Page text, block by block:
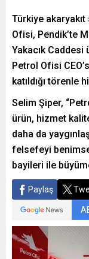
Türkiye
Ofisi, Pendik’te
Yakacık
Petrol Ofisi
katıldığı törenle
Selim Şiper,
ürün, hizmet
daha da
felsefeyi
bayileri ile
Paylaş